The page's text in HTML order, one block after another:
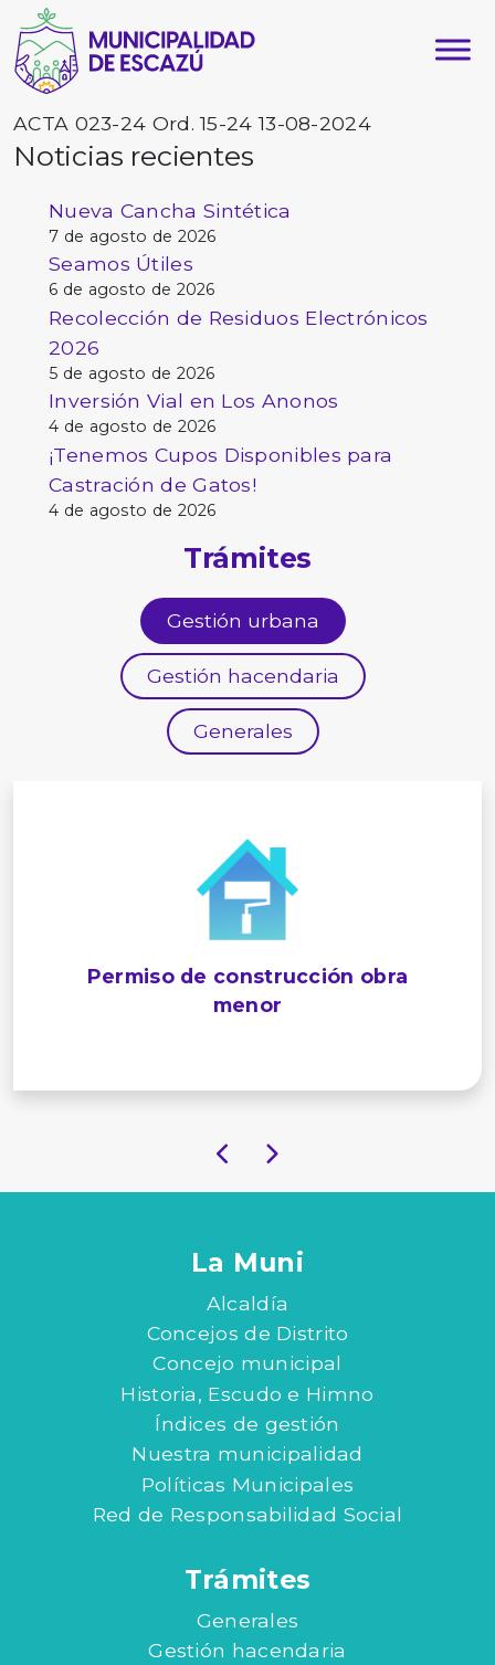
ACTA 023-24 Ord. 15-24 13-08-2024
Noticias recientes
Nueva Cancha Sintética
7 de agosto de 2026
Seamos Útiles
6 de agosto de 2026
Recolección de Residuos Electrónicos
2026
5 de agosto de 2026
Inversión Vial en Los Anonos
4 de agosto de 2026
¡Tenemos Cupos Disponibles para
Castración de Gatos!
4 de agosto de 2026
Trámites
Gestión urbana
Gestión hacendaria
Generales
Permiso de construcción obra
menor
La Muni
Alcaldía
Concejos de Distrito
Concejo municipal
Historia, Escudo e Himno
Índices de gestión
Nuestra municipalidad
Políticas Municipales
Red de Responsabilidad Social
Trámites
Generales
Gestión hacendaria